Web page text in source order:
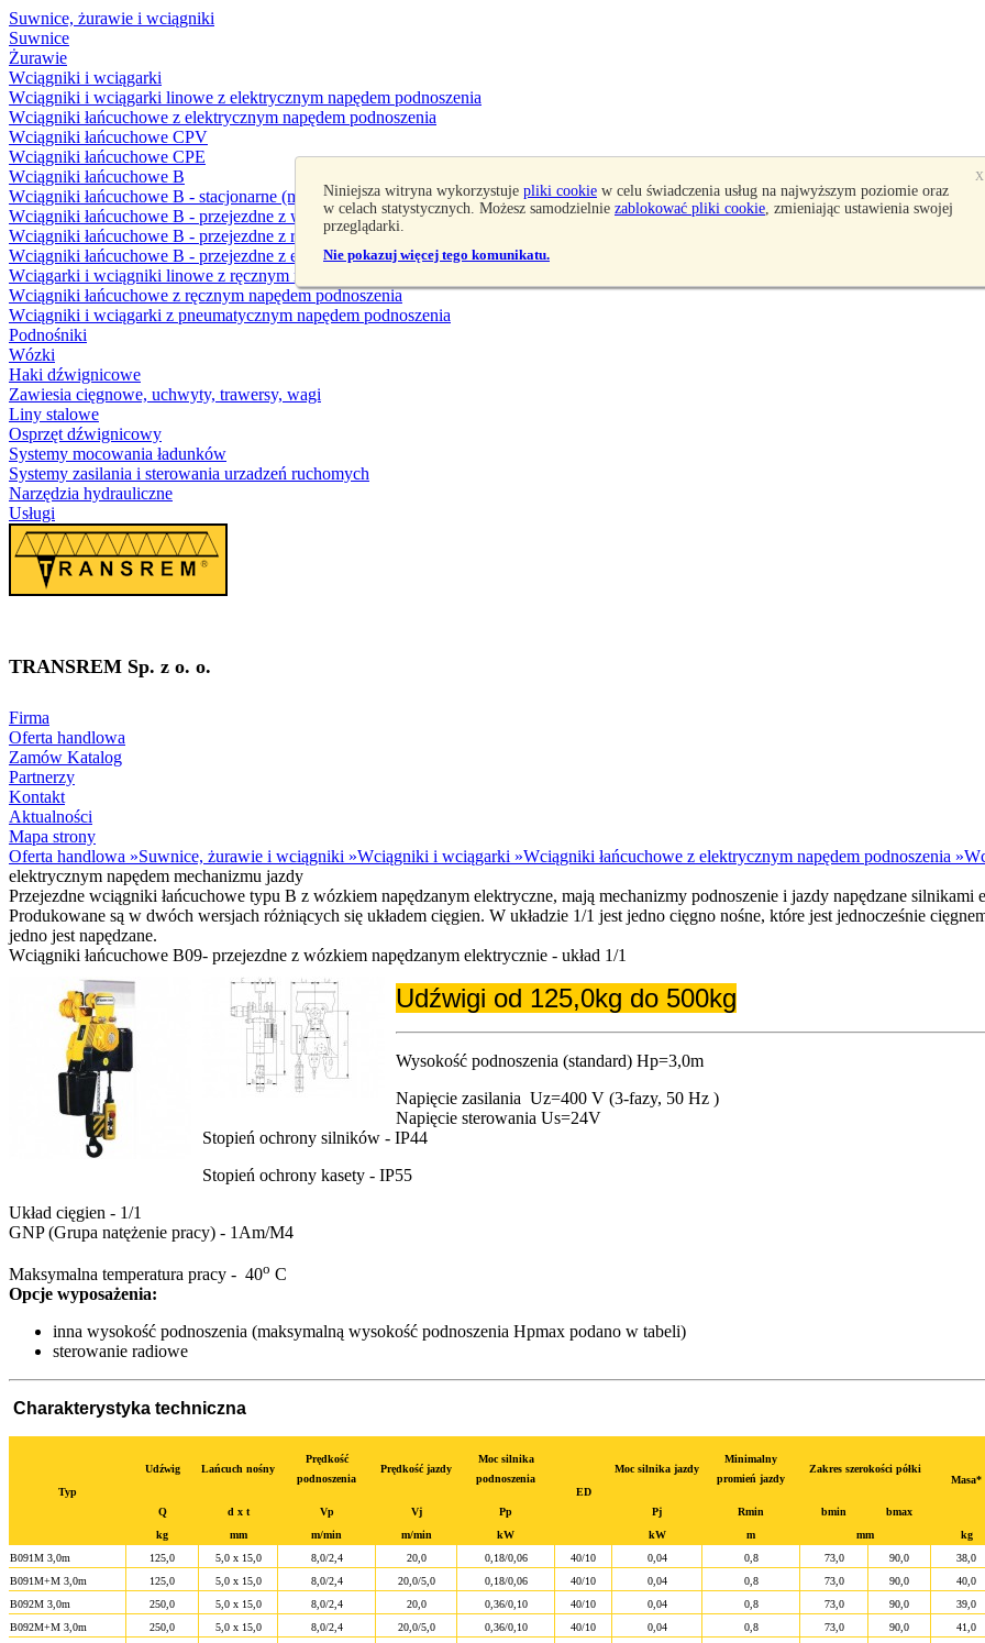
X
Niniejsza witryna wykorzystuje pliki cookie w celu świadczenia usług na najwyższym poziomie oraz
w celach statystycznych. Możesz samodzielnie zablokować pliki cookie, zmieniając ustawienia swojej
przeglądarki.
Nie pokazuj więcej tego komunikatu.
Suwnice, żurawie i wciągniki
Suwnice
Żurawie
Wciągniki i wciągarki
Wciągniki i wciągarki linowe z elektrycznym napędem podnoszenia
Wciągniki łańcuchowe z elektrycznym napędem podnoszenia
Wciągniki łańcuchowe CPV
Wciągniki łańcuchowe CPE
Wciągniki łańcuchowe B
Wciągniki łańcuchowe B - stacjonarne (mocowane na haku lub sworzniach)
Wciągniki łańcuchowe B - przejezdne z wózkiem swobodnym
Wciągniki łańcuchowe B - przejezdne z ręcznym napędem mechanizmu jazdy
Wciągniki łańcuchowe B - przejezdne z elektrycznym napędem mechanizmu jazdy
Wciągarki i wciągniki linowe z ręcznym napędem podnoszenia
Wciągniki łańcuchowe z ręcznym napędem podnoszenia
Wciągniki i wciągarki z pneumatycznym napędem podnoszenia
Podnośniki
Wózki
Haki dźwignicowe
Zawiesia cięgnowe, uchwyty, trawersy, wagi
Liny stalowe
Osprzęt dźwignicowy
Systemy mocowania ładunków
Systemy zasilania i sterowania urzadzeń ruchomych
Narzędzia hydrauliczne
Usługi
TRANSREM Sp. z o. o.
Firma
Oferta handlowa
Zamów Katalog
Partnerzy
Kontakt
Aktualności
Mapa strony
Oferta handlowa »Suwnice, żurawie i wciągniki »Wciągniki i wciągarki »Wciągniki łańcuchowe z elektrycznym napędem podnoszenia »
elektrycznym napędem mechanizmu jazdy
Przejezdne wciągniki łańcuchowe typu B z wózkiem napędzanym elektryczne, mają mechanizmy podnoszenie i jazdy napędzane silnikami
Produkowane są w dwóch wersjach różniących się układem cięgien. W układzie 1/1 jest jedno cięgno nośne, które jest jednocześnie
jedno jest napędzane.
Wciągniki łańcuchowe B09- przejezdne z wózkiem napędzanym elektrycznie - układ 1/1
Udźwigi od 125,0kg do 500kg
Wysokość podnoszenia (standard) Hp=3,0m
Napięcie zasilania Uz=400 V (3-fazy, 50 Hz )
Napięcie sterowania Us=24V
Stopień ochrony silników - IP44
Stopień ochrony kasety - IP55
Układ cięgien - 1/1
GNP (Grupa natężenie pracy) - 1Am/M4
Maksymalna temperatura pracy - 40o C
Opcje wyposażenia:
inna wysokość podnoszenia (maksymalną wysokość podnoszenia Hpmax podano w tabeli)
sterowanie radiowe
Charakterystyka techniczna
Typ
Udźwig Lańcuch nośny
Prędkość
podnoszenia
Prędkość jazdy
Moc silnika
podnoszenia
ED
Moc silnika jazdy
Minimalny
promień jazdy
Zakres szerokości półki
Masa*
Q
d x t Vp Vj Pp Pj Rmin bmin bmax
kg
mm m/min m/min kW kW m mm kg
B091M 3,0m
125,0 5,0 x 15,0 8,0/2,4 20,0 0,18/0,06 40/10 0,04 0,8 73,0 90,0 38,0
B091M+M 3,0m
125,0 5,0 x 15,0 8,0/2,4 20,0/5,0 0,18/0,06 40/10 0,04 0,8 73,0 90,0 40,0
B092M 3,0m
250,0 5,0 x 15,0 8,0/2,4 20,0 0,36/0,10 40/10 0,04 0,8 73,0 90,0 39,0
B092M+M 3,0m
250,0 5,0 x 15,0 8,0/2,4 20,0/5,0 0,36/0,10 40/10 0,04 0,8 73,0 90,0 41,0